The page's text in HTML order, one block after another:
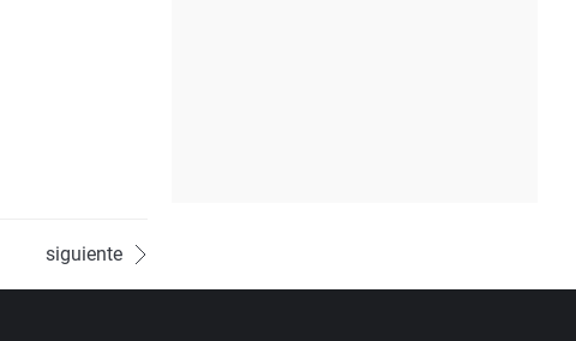
siguiente